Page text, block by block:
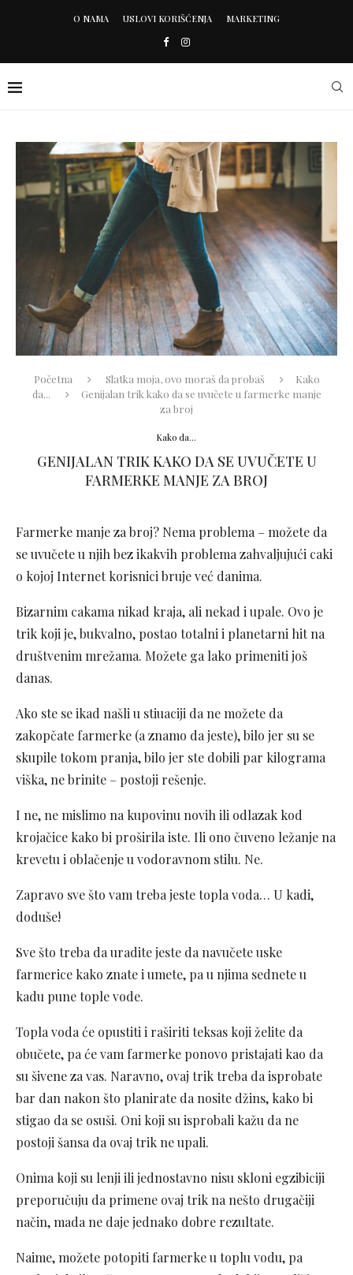
O NAMA USLOVI KORIŠĆENJA MARKETING
Početna Slatka moja, ovo moraš da probaš
Kako
da...
Genijalan trik kako da se uvučete u farmerke manje
za broj
Kako da...
GENIJALAN TRIK KAKO DA SE UVUČETE U
FARMERKE MANJE ZA BROJ
Farmerke manje za broj? Nema problema – možete da
se uvučete u njih bez ikakvih problema zahvaljujući caki
o kojoj Internet korisnici bruje već danima.
Bizarnim cakama nikad kraja, ali nekad i upale. Ovo je
trik koji je, bukvalno, postao totalni i planetarni hit na
društvenim mrežama. Možete ga lako primeniti još
danas.
Ako ste se ikad našli u stiuaciji da ne možete da
zakopčate farmerke (a znamo da jeste), bilo jer su se
skupile tokom pranja, bilo jer ste dobili par kilograma
viška, ne brinite – postoji rešenje.
I ne, ne mislimo na kupovinu novih ili odlazak kod
krojačice kako bi proširila iste. Ili ono čuveno ležanje na
krevetu i oblačenje u vodoravnom stilu. Ne.
Zapravo sve što vam treba jeste topla voda… U kadi,
doduše!
Sve što treba da uradite jeste da navučete uske
farmerice kako znate i umete, pa u njima sednete u
kadu pune tople vode.
Topla voda će opustiti i raširiti teksas koji želite da
obučete, pa će vam farmerke ponovo pristajati kao da
su šivene za vas. Naravno, ovaj trik treba da isprobate
bar dan nakon što planirate da nosite džins, kako bi
stigao da se osuši. Oni koji su isprobali kažu da ne
postoji šansa da ovaj trik ne upali.
Onima koji su lenji ili jednostavno nisu skloni egzibiciji
preporučuju da primene ovaj trik na nešto drugačiji
način, mada ne daje jednako dobre rezultate.
Naime, možete potopiti farmerke u toplu vodu, pa